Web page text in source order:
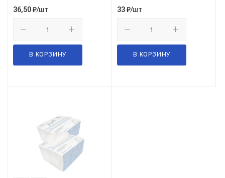
36,50₽/шт
В КОРЗИНУ
33₽/шт
В КОРЗИНУ